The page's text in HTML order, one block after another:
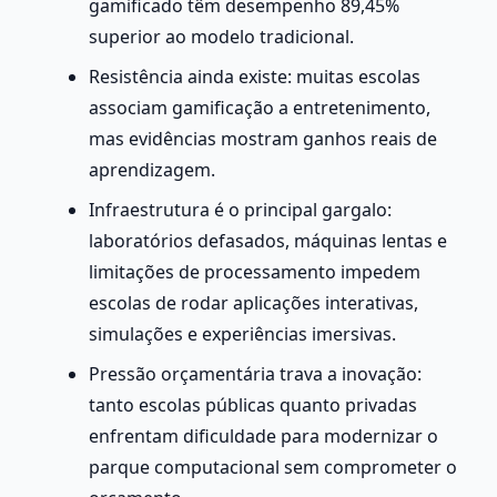
gamificado têm desempenho 89,45%
superior ao modelo tradicional.
Resistência ainda existe: muitas escolas
associam gamificação a entretenimento,
mas evidências mostram ganhos reais de
aprendizagem.
Infraestrutura é o principal gargalo:
laboratórios defasados, máquinas lentas e
limitações de processamento impedem
escolas de rodar aplicações interativas,
simulações e experiências imersivas.
Pressão orçamentária trava a inovação:
tanto escolas públicas quanto privadas
enfrentam dificuldade para modernizar o
parque computacional sem comprometer o